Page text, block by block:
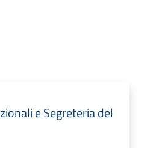
e Segreteria del